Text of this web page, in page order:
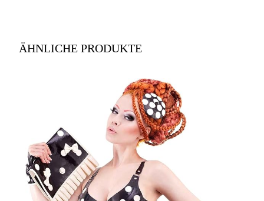
ÄHNLICHE PRODUKTE